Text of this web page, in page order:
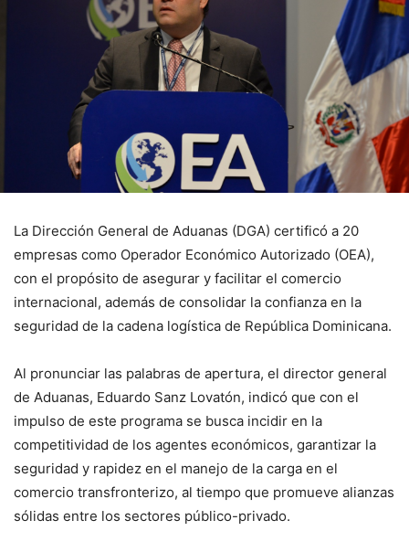
La Dirección General de Aduanas (DGA) certificó a 20
empresas como Operador Económico Autorizado (OEA),
con el propósito de asegurar y facilitar el comercio
internacional, además de consolidar la confianza en la
seguridad de la cadena logística de República Dominicana.
Al pronunciar las palabras de apertura, el director general
de Aduanas, Eduardo Sanz Lovatón, indicó que con el
impulso de este programa se busca incidir en la
competitividad de los agentes económicos, garantizar la
seguridad y rapidez en el manejo de la carga en el
comercio transfronterizo, al tiempo que promueve alianzas
sólidas entre los sectores público-privado.